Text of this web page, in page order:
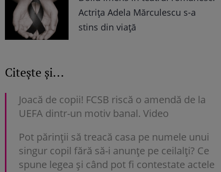
Actrița Adela Mărculescu s-a
stins din viață
Citește și...
Joacă de copii! FCSB riscă o amendă de la
UEFA dintr-un motiv banal. Video
Pot părinții să treacă casa pe numele unui
singur copil fără să-i anunțe pe ceilalți? Ce
spune legea și când pot fi contestate actele